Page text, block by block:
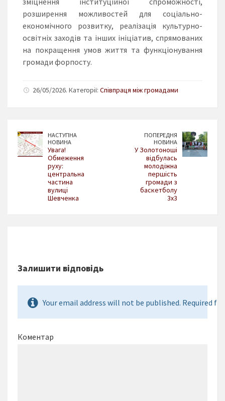
розширення можливостей для соціально-
економічного розвитку, реалізація культурно-
освітніх заходів та інших ініціатив, спрямованих
на покращення умов життя та функціонування
громади форпосту.
26/05/2026. Категорії: Співпраця між громадами
НАСТУПНА
НОВИНА
Увага!
Обмеження
руху:
центральна
частина
вулиці
Шевченка
ПОПЕРЕДНЯ
НОВИНА
У Золотоноші
відбулась
молодіжна
першість
громади з
баскетболу
3x3
Залишити відповідь
Your email address will not be published. Required
Коментар